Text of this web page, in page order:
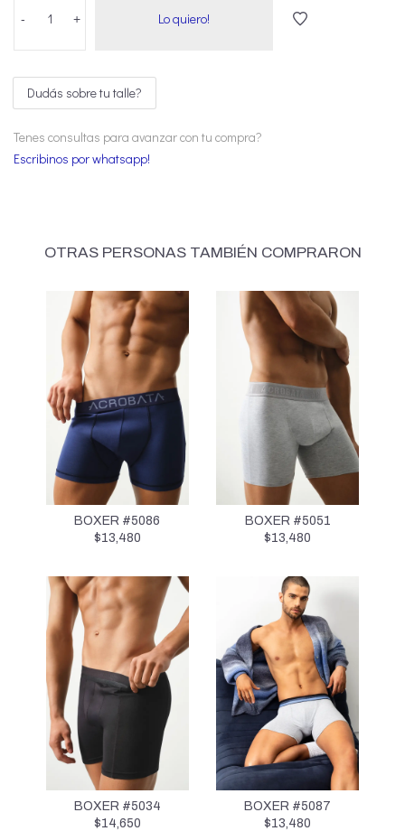
- + Lo quiero!
Dudás sobre tu talle?
Tenes consultas para avanzar con tu compra?
Escribinos por whatsapp!
OTRAS PERSONAS TAMBIÉN COMPRARON
BOXER #5086
$13,480
BOXER #5051
$13,480
BOXER #5034
$14,650
BOXER #5087
$13,480